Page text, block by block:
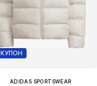
КУПОН
ADIDAS SPORTSWEAR